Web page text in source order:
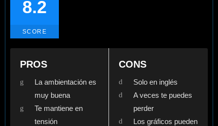
8.2
SCORE
PROS
La ambientación es
muy buena
Te mantiene en
tensión
CONS
Solo en inglés
A veces te puedes
perder
Los gráficos pueden